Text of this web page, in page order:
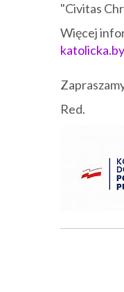
"Civitas
Więcej
Red.